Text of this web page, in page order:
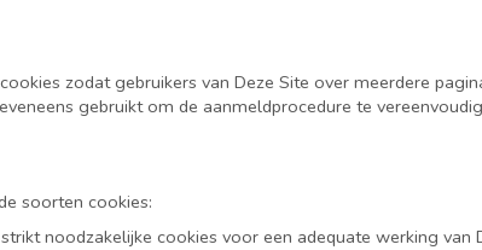
zodat gebruikers van Deze Site over meerdere
gebruikt om de aanmeldprocedure te
soorten cookies:
noodzakelijke cookies voor een adequate werking van